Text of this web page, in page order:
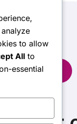
to allow
All to
essential